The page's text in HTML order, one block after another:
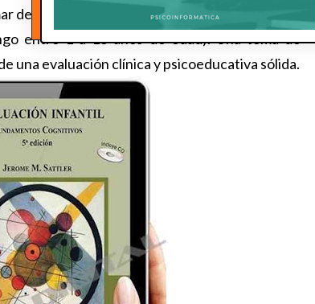
decisiones efectivas acerca de niños. (En este
entre 1 a 18 años de edad). Una toma de
una evaluación clínica y psicoeducativa sólida.